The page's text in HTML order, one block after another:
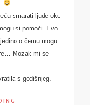
smarati ljude oko
si pomoći. Evo
o čemu mogu
Mozak mi se
s godišnjeg.